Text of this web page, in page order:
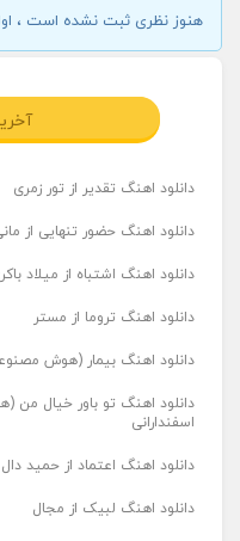
هنوز نظری ثبت نشده است ،
دانلود اهنگ تقدیر از تور زمری
دانلود اهنگ حضور تنهایی از
دانلود اهنگ اشتباه از میلاد
دانلود اهنگ تروما از مستر
دانلود اهنگ بیمار (هوش
دانلود اهنگ تو باور خیال
اسفندارانی
دانلود اهنگ اعتماد از حمید دال
دانلود اهنگ لبیک از مجال